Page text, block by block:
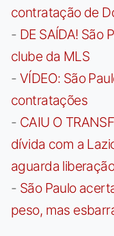
contratação de
- DE SAÍDA! São
clube da MLS
- VÍDEO: São
contratações
- CAIU O
dívida com a
aguarda
- São Paulo
peso, mas